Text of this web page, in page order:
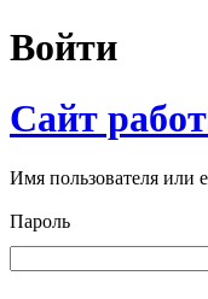
Войти
Сайт
Имя пользователя или
Пароль